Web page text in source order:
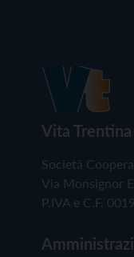
Vita
Società
Via Monsignor
P.IVA e C.F.